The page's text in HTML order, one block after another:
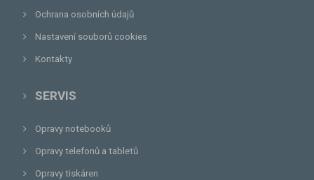
Ochrana osobních údajů
Nastavení souborů cookies
Kontakty
SERVIS
Opravy notebooků
Opravy telefonů a tabletů
Opravy tiskáren